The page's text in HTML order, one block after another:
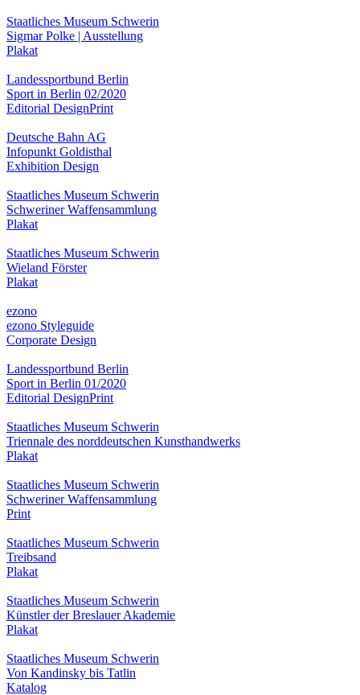
Staatliches Museum Schwerin
Sigmar Polke | Ausstellung
Plakat
Landessportbund Berlin
Sport in Berlin 02/2020
Editorial DesignPrint
Deutsche Bahn AG
Infopunkt Goldisthal
Exhibition Design
Staatliches Museum Schwerin
Schweriner Waffensammlung
Plakat
Staatliches Museum Schwerin
Wieland Förster
Plakat
ezono
ezono Styleguide
Corporate Design
Landessportbund Berlin
Sport in Berlin 01/2020
Editorial DesignPrint
Staatliches Museum Schwerin
Triennale des norddeutschen Kunsthandwerks
Plakat
Staatliches Museum Schwerin
Schweriner Waffensammlung
Print
Staatliches Museum Schwerin
Treibsand
Plakat
Staatliches Museum Schwerin
Künstler der Breslauer Akademie
Plakat
Staatliches Museum Schwerin
Von Kandinsky bis Tatlin
Katalog